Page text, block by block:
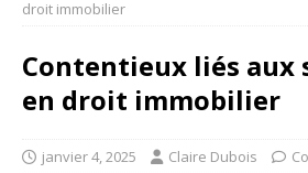
droit immobilier
Contentieux liés aux
en droit immobilier
janvier 4, 2025 Claire Dubois